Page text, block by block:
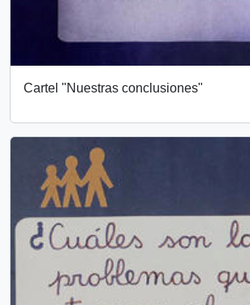
Cartel "Nuestras conclusiones"